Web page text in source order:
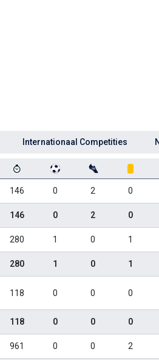
Internationaal Competities
146 0 2 0
146 0 2 0
280 1 0 1
280 1 0 1
118 0 0 0
118 0 0 0
961 0 0 2